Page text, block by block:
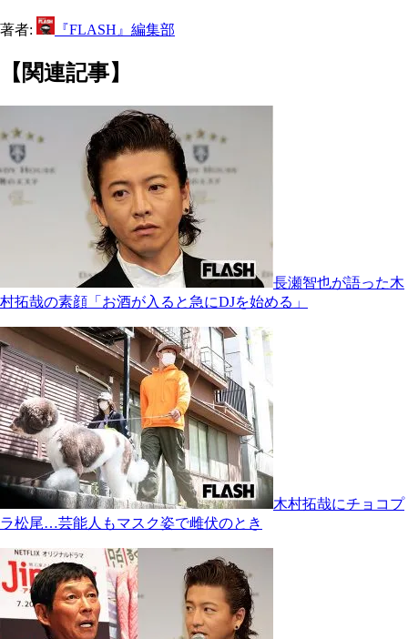
著者: 『FLASH』編集部
【関連記事】
長瀬智也が語った木
村拓哉の素顔「お酒が入ると急にDJを始める」
木村拓哉にチョコプ
ラ松尾…芸能人もマスク姿で雌伏のとき